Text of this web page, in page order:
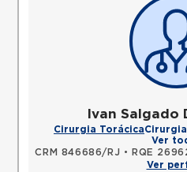
Ivan Salgado
Cirurgia Torácica
Ver
CRM 846686/RJ • RQE
Ver